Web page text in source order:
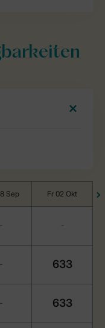
Sep Fr 02 Okt
- -
- 633
- 633